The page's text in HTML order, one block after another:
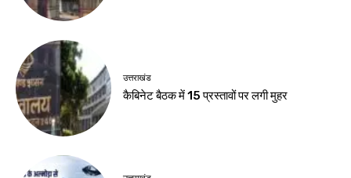
उत्तराखंड
कैबिनेट बैठक में 15 प्रस्तावों पर लगी मुहर